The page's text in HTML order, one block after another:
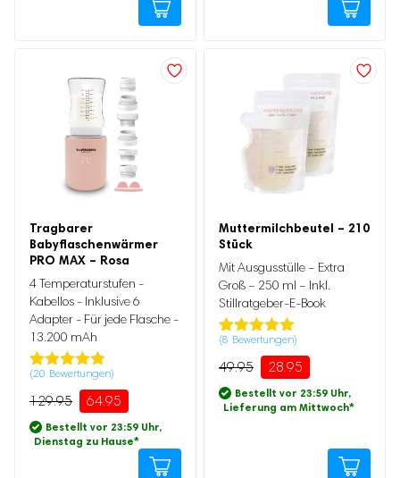
Tragbarer
Babyflaschenwärmer
PRO MAX – Rosa
4 Temperaturstufen -
Kabellos - Inklusive 6
Adapter - Für jede Flasche -
13.200 mAh
Bewertet
mit 4.80
von 5,
basierend
auf
20
Kundenbewertung
(20 Bewertungen)
129.95
Ursprünglicher
Preis
war:
129.95
64.95
Aktueller
Preis
ist:
64.95.
Bestellt vor 23:59 Uhr,
Dienstag zu Hause*
Muttermilchbeutel – 210
Stück
Mit Ausgusstülle – Extra
Groß – 250 ml – Inkl.
Stillratgeber-E-Book
Bewertet mit
5.00 von 5,
basierend
auf
8
Kundenbewertung
(8 Bewertungen)
49.95
Preis
war:
49.95
28.95
Preis
ist:
28.95.
Bestellt vor 23:59 Uhr,
Lieferung am Mittwoch*